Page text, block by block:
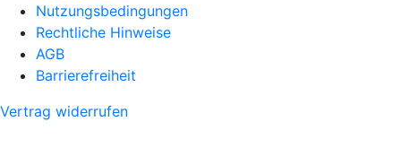
Nutzungsbedingungen
Rechtliche Hinweise
AGB
Barrierefreiheit
Vertrag widerrufen